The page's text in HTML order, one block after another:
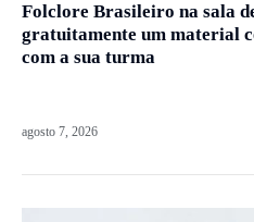
Folclore Brasileiro na sala
gratuitamente um material
com a sua turma
agosto 7, 2026